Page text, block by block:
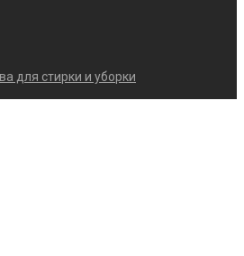
для стирки и уборки